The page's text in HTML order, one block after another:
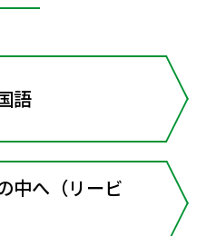
語
中へ（リービ